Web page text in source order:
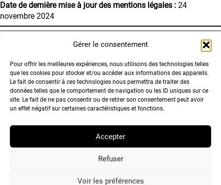
Gérer le consentement
Pour offrir les meilleures expériences, nous utilisons des technologies telles
que les cookies pour stocker et/ou accéder aux informations des appareils.
Le fait de consentir à ces technologies nous permettra de traiter des
données telles que le comportement de navigation ou les ID uniques sur ce
site. Le fait de ne pas consentir ou de retirer son consentement peut avoir
un effet négatif sur certaines caractéristiques et fonctions.
Accepter
Refuser
Voir les préférences
Date de dernière mise à jour des mentions légales : 24
novembre 2024
FRÉDÉRIC
GASSON
REAL NUM
06 17 91 39 62
mail@fredgasson.fr